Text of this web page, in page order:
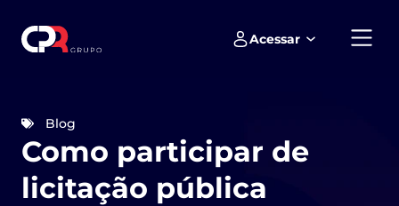
Acessar
Blog
Como participar de
licitação pública